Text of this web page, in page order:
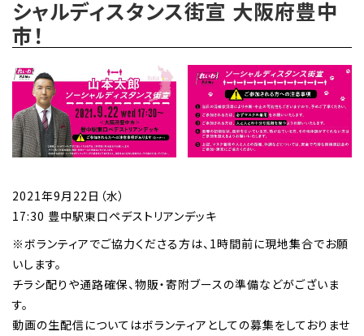
シャルディスタンス街宣 大阪府豊中
市！
2021年9月22日（水）
17:30 豊中駅東口ペデストリアンデッキ
※ボランティアでご協力くださる方は、1時間前に現地集合でお願
いします。
チラシ配りや通路確保、物販・寄附ブースの準備などがございま
す。
動画の生配信についてはボランティアとしての募集をしておりませ